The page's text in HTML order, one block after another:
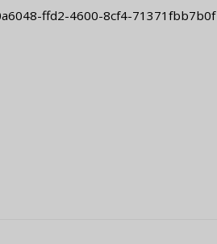
ffd2-4600-8cf4-71371fbb7b0f